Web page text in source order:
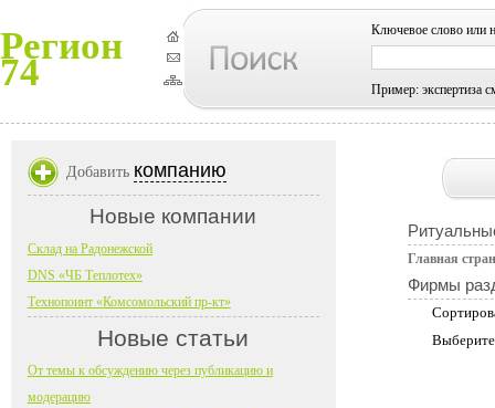
Регион
74
Ключевое слово или
Пример: экспертиза
Главная
Фирмы
Добавить компанию
Новые компании
Склад на Радонежской
DNS «ЧБ Теплотех»
Технопоинт «Комсомольский пр-кт»
Новые статьи
От темы к обсуждению через публикацию и
модерацию